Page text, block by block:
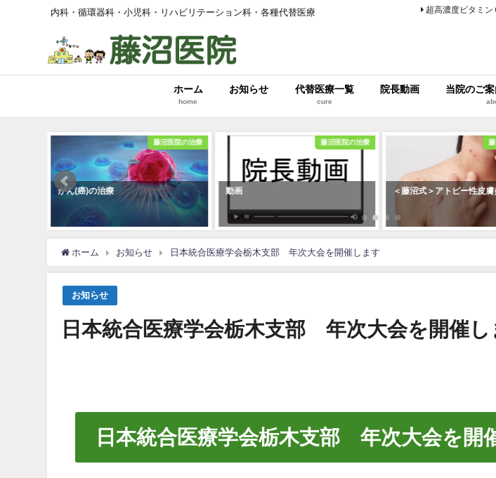
内科・循環器科・小児科・リハビリテーション科・各種代替医療 超高濃度ビタミン
ホーム
home
お知らせ 代替医療一覧
cure
院長動画 当院のご
藤沼医院の治療
がん(癌)の治療
藤沼医院の治療
動画 ＜藤沼式＞アトピー性皮
ホーム お知らせ 日本統合医療学会栃木支部 年次大会を開催します
お知らせ
日本統合医療学会栃木支部 年次大会を開催し
日本統合医療学会栃木支部 年次大会を開